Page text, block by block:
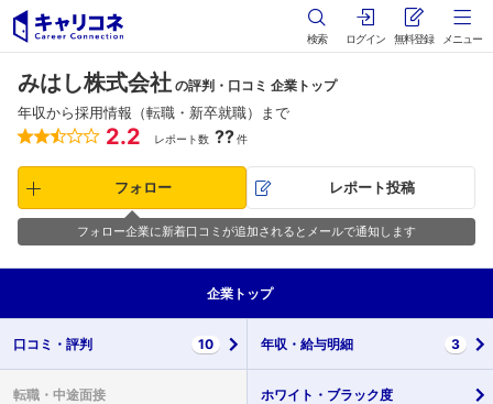
検索 ログイン 無料登録 メニュー
みはし株式会社 の評判・口コミ 企業トップ
年収から採用情報（転職・新卒就職）まで
2.2 レポート数 ??件
フォロー レポート投稿
フォロー企業に新着口コミが追加されるとメールで通知します
企業 トップ
口コミ・ 評判 10 年収・ 給与明細 3
転職・ 中途面接 ホワイト・ ブラック度